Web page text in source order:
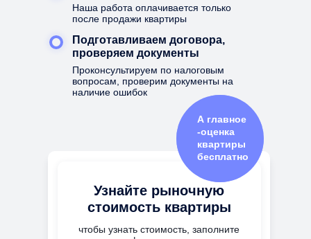
Узнайте рыночную
стоимость квартиры
чтобы узнать стоимость, заполните
Наша работа оплачивается только
после продажи квартиры
Подготавливаем договора,
проверяем документы
Проконсультируем по налоговым
вопросам, проверим документы на
наличие ошибок
А главное
-оценка
квартиры
бесплатно